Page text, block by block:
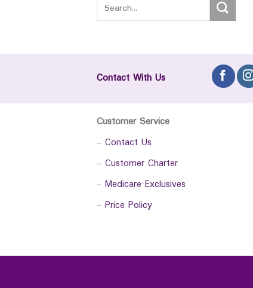
Contact With Us
Customer Service
- Contact Us
- Customer Charter
- Medicare Exclusives
- Price Policy